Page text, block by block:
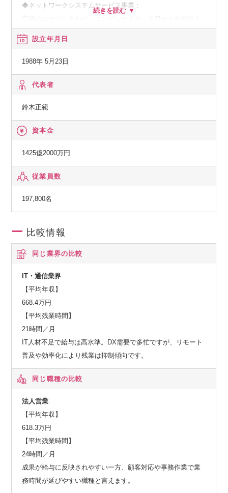
◆ネットワークシステムサービス事業：
◆その他の事業：
ムの在り方に係わる企画・提案、保守・ファシリティマネジ
設立年月日
1988年 5月23日
代表者
鈴木正範
資本金
1425億2000万円
従業員数
197,800名
比較情報
同じ業界の比較
IT・通信業界
【平均年収】
668.4万円
【平均残業時間】
21時間／月
IT人材不足で給与は高水準。DX需要で多忙ですが、リモート
普及や効率化により残業は抑制傾向です。
同じ職種の比較
法人営業
【平均年収】
618.3万円
【平均残業時間】
24時間／月
成果が給与に反映されやすい一方、顧客対応や事務作業で業
務時間が延びやすい職種と言えます。